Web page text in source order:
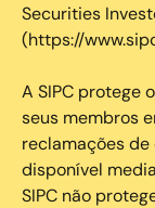
Securities
(https://
A SIPC protege
seus membros
reclamações
disponível
SIPC não